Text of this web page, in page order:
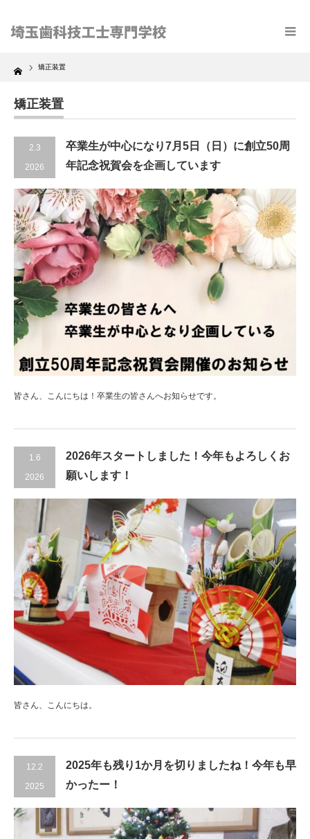
Home 矯正装置
矯正装置
2.3
2026
卒業生が中心になり7月5日（日）に創立50周
年記念祝賀会を企画しています
皆さん、こんにちは！卒業生の皆さんへお知らせです。
1.6
2026
2026年スタートしました！今年もよろしくお
願いします！
皆さん、こんにちは。
12.2
2025
2025年も残り1か月を切りましたね！今年も早
かったー！